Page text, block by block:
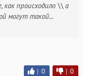
как происходило \\ а
могут такой...
| 0 | 0